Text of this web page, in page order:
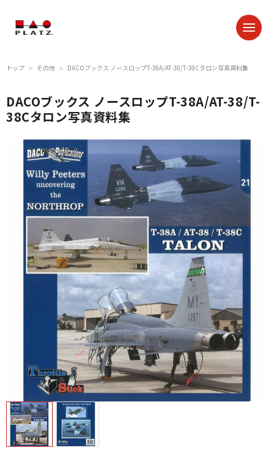
トップ ＞ その他 ＞ DACOブックス ノースロップT-38A/AT-38/T-38Cタロン写真資料集
DACOブックス ノースロップT-38A/AT-38/T-
38Cタロン写真資料集